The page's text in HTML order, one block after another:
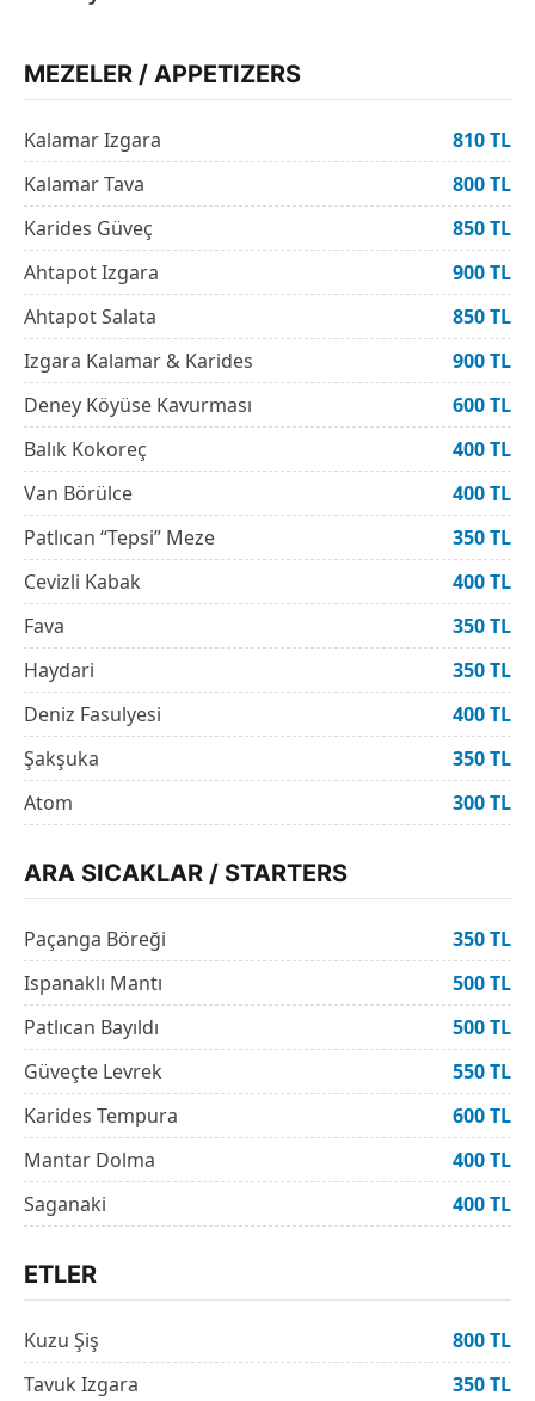
MEZELER / APPETIZERS
Kalamar Izgara
810 TL
Kalamar Tava
800 TL
Karides Güveç
850 TL
Ahtapot Izgara
900 TL
Ahtapot Salata
850 TL
Izgara Kalamar & Karides
900 TL
Deney Köyüse Kavurması
600 TL
Balık Kokoreç
400 TL
Van Börülce
400 TL
Patlıcan “Tepsi” Meze
350 TL
Cevizli Kabak
400 TL
Fava
350 TL
Haydari
350 TL
Deniz Fasulyesi
400 TL
Şakşuka
350 TL
Atom
300 TL
ARA SICAKLAR / STARTERS
Paçanga Böreği
350 TL
Ispanaklı Mantı
500 TL
Patlıcan Bayıldı
500 TL
Güveçte Levrek
550 TL
Karides Tempura
600 TL
Mantar Dolma
400 TL
Saganaki
400 TL
ETLER
Kuzu Şiş
800 TL
Tavuk Izgara
350 TL